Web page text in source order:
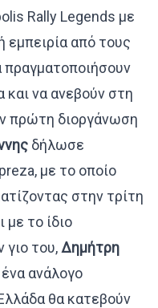
Rally Legends με
εμπειρία από τους
και να ανεβούν στη
πρώτη διοργάνωση
δήλωσε
με το οποίο
στην τρίτη
με το ίδιο
γιο του, Δημήτρη
ανάλογο
θα κατεβούν